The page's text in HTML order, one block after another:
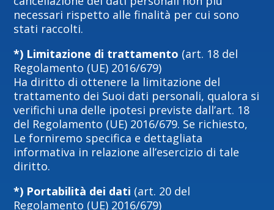
necessari rispetto alle finalità per cui sono
stati raccolti.
*) Limitazione di trattamento (art. 18 del
Regolamento (UE) 2016/679)
Ha diritto di ottenere la limitazione del
trattamento dei Suoi dati personali, qualora si
verifichi una delle ipotesi previste dall’art. 18
del Regolamento (UE) 2016/679. Se richiesto,
Le forniremo specifica e dettagliata
informativa in relazione all’esercizio di tale
diritto.
*) Portabilità dei dati (art. 20 del
Regolamento (UE) 2016/679)